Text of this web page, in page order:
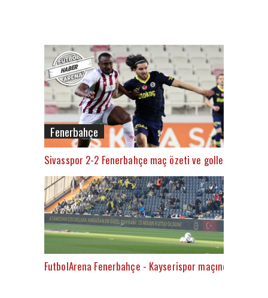
Fenerbahçe
Sivasspor 2-2 Fenerbahçe maç özeti ve golleri (İZLE)
FutbolArena Fenerbahçe - Kayserispor maçında